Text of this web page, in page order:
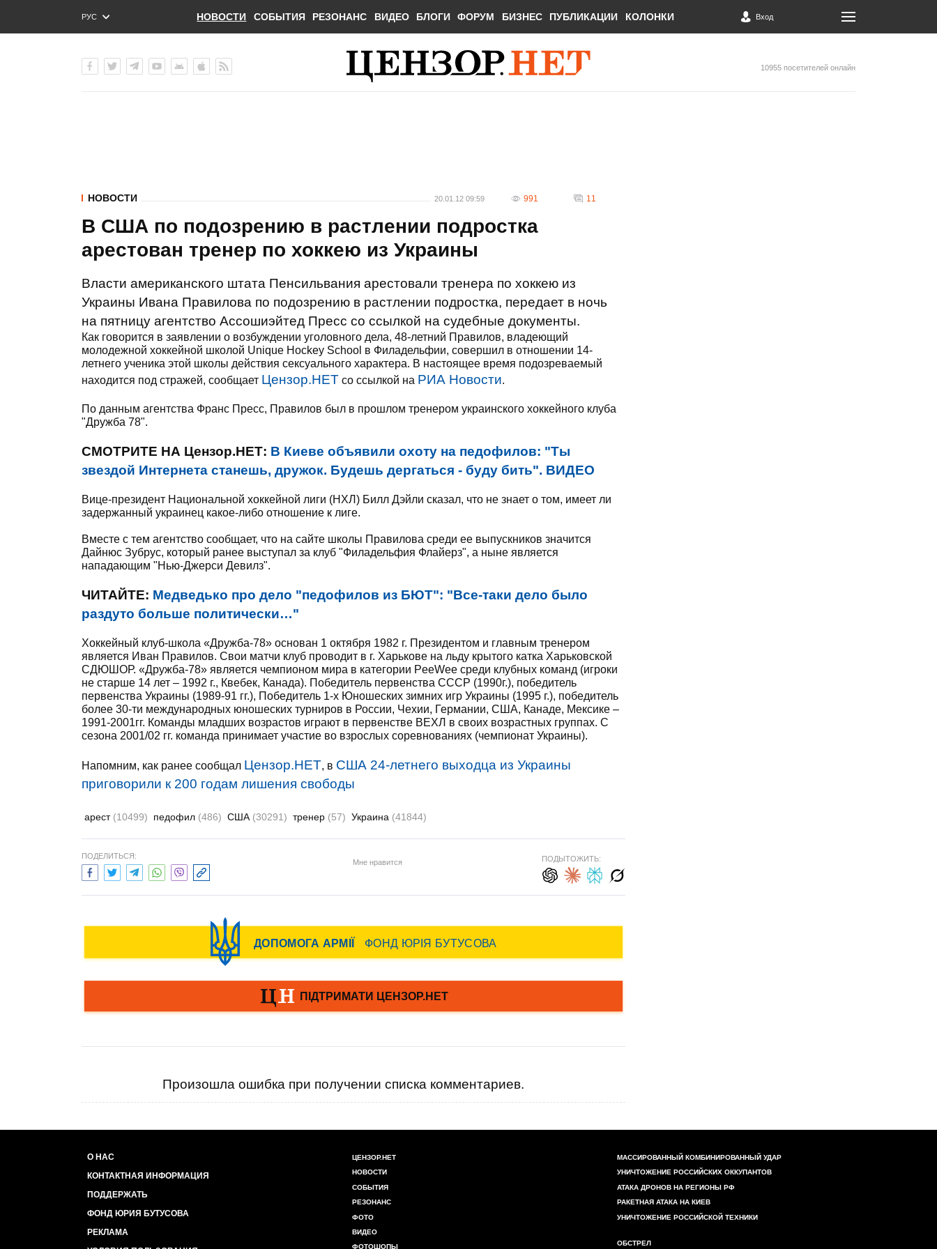
РУС
ENG
НОВОСТИ СОБЫТИЯ РЕЗОНАНС ВИДЕО БЛОГИ ФОРУМ БИЗНЕС ПУБЛИКАЦИИ КОЛОНКИ Вход
10955 посетителей онлайн
НОВОСТИ 20.01.12 09:59 991 11
В США по подозрению в растлении подростка
арестован тренер по хоккею из Украины
Власти американского штата Пенсильвания арестовали тренера по хоккею из
Украины Ивана Правилова по подозрению в растлении подростка, передает в ночь
на пятницу агентство Ассошиэйтед Пресс со ссылкой на судебные документы.
Как говорится в заявлении о возбуждении уголовного дела, 48-летний Правилов, владеющий
молодежной хоккейной школой Unique Hockey School в Филадельфии, совершил в отношении 14-
летнего ученика этой школы действия сексуального характера. В настоящее время подозреваемый
находится под стражей, сообщает Цензор.НЕТ со ссылкой на РИА Новости.
По данным агентства Франс Пресс, Правилов был в прошлом тренером украинского хоккейного клуба
"Дружба 78".
СМОТРИТЕ НА Цензор.НЕТ: В Киеве объявили охоту на педофилов: "Ты
звездой Интернета станешь, дружок. Будешь дергаться - буду бить". ВИДЕО
Вице-президент Национальной хоккейной лиги (НХЛ) Билл Дэйли сказал, что не знает о том, имеет ли
задержанный украинец какое-либо отношение к лиге.
Вместе с тем агентство сообщает, что на сайте школы Правилова среди ее выпускников значится
Дайнюс Зубрус, который ранее выступал за клуб "Филадельфия Флайерз", а ныне является
нападающим "Нью-Джерси Девилз".
ЧИТАЙТЕ: Медведько про дело "педофилов из БЮТ": "Все-таки дело было
раздуто больше политически…"
Хоккейный клуб-школа «Дружба-78» основан 1 октября 1982 г. Президентом и главным тренером
является Иван Правилов. Свои матчи клуб проводит в г. Харькове на льду крытого катка Харьковской
СДЮШОР. «Дружба-78» является чемпионом мира в категории PeeWee среди клубных команд (игроки
не старше 14 лет – 1992 г., Квебек, Канада). Победитель первенства СССР (1990г.), победитель
первенства Украины (1989-91 гг.), Победитель 1-х Юношеских зимних игр Украины (1995 г.), победитель
более 30-ти международных юношеских турниров в России, Чехии, Германии, США, Канаде, Мексике –
1991-2001гг. Команды младших возрастов играют в первенстве ВЕХЛ в своих возрастных группах. С
сезона 2001/02 гг. команда принимает участие во взрослых соревнованиях (чемпионат Украины).
Напомним, как ранее сообщал Цензор.НЕТ, в США 24-летнего выходца из Украины
приговорили к 200 годам лишения свободы
арест (10499) педофил (486) США (30291) тренер (57) Украина (41844)
ПОДЕЛИТЬСЯ:
Мне нравится ПОДЫТОЖИТЬ:
Произошла ошибка при получении списка комментариев.
О НАС
КОНТАКТНАЯ ИНФОРМАЦИЯ
ПОДДЕРЖАТЬ
ФОНД ЮРИЯ БУТУСОВА
РЕКЛАМА
ЦЕНЗОР.НЕТ
НОВОСТИ
СОБЫТИЯ
РЕЗОНАНС
ФОТО
ВИДЕО
ФОТОШОПЫ
МАССИРОВАННЫЙ КОМБИНИРОВАННЫЙ УДАР
УНИЧТОЖЕНИЕ РОССИЙСКИХ ОККУПАНТОВ
АТАКА ДРОНОВ НА РЕГИОНЫ РФ
РАКЕТНАЯ АТАКА НА КИЕВ
УНИЧТОЖЕНИЕ РОССИЙСКОЙ ТЕХНИКИ
ОБСТРЕЛ